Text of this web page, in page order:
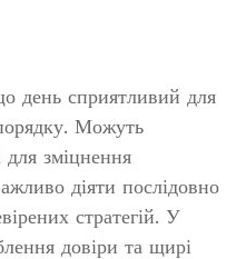
день сприятливий для
порядку. Можуть
для зміцнення
діяти послідовно
стратегій. У
довіри та щирі